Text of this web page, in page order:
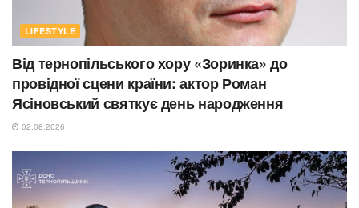
LIFESTYLE
Від тернопільського хору «Зоринка» до
провідної сцени країни: актор Роман
Ясіновський святкує день народження
02.08.2026